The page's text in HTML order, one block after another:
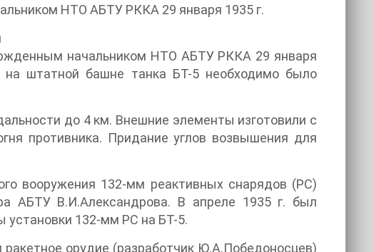
НТО АБТУ РККА 29 января 1935 г.
начальником НТО АБТУ РККА 29 января
на штатной башне танка БТ-5 необходимо было
до 4 км. Внешние элементы изготовили с
противника. Придание углов возвышения для
вооружения 132-мм реактивных снарядов (PC)
АБТУ В.И.Александрова. В апреле 1935 г. был
установки 132-мм PC на БТ-5.
орудие (разработчик Ю.А.Победоносцев)